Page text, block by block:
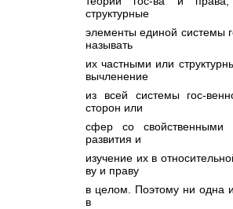
структурные
элементы единой системы
называть
их частными или
вычленение
из всей системы гос-
сторон или
сфер со свойственными
развития и
изучение их в
ву и праву
в целом. Поэтому ни одна
в